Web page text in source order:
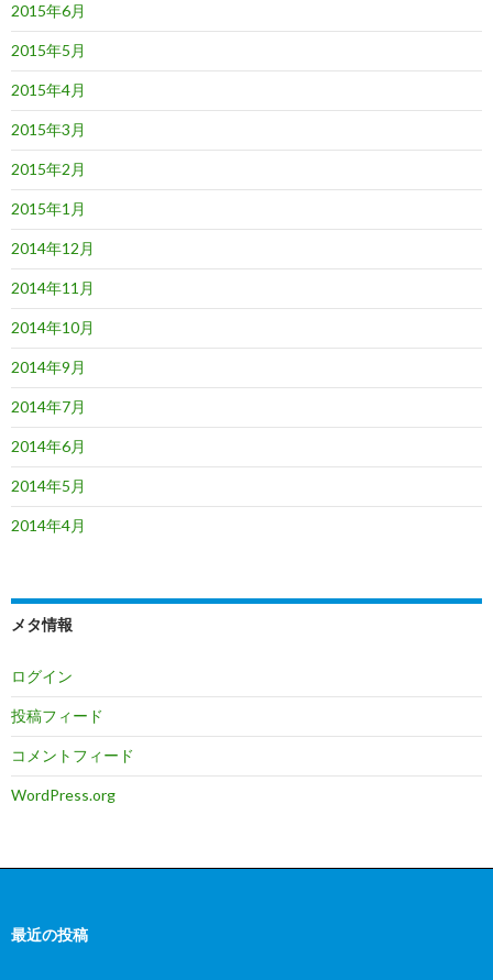
2015年6月
2015年5月
2015年4月
2015年3月
2015年2月
2015年1月
2014年12月
2014年11月
2014年10月
2014年9月
2014年7月
2014年6月
2014年5月
2014年4月
メタ情報
ログイン
投稿フィード
コメントフィード
WordPress.org
最近の投稿